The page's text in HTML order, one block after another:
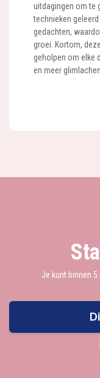
uitdagingen om te
technieken
gedachten,
groei. Kortom,
geholpen om elke
en meer
Je kunt binnen